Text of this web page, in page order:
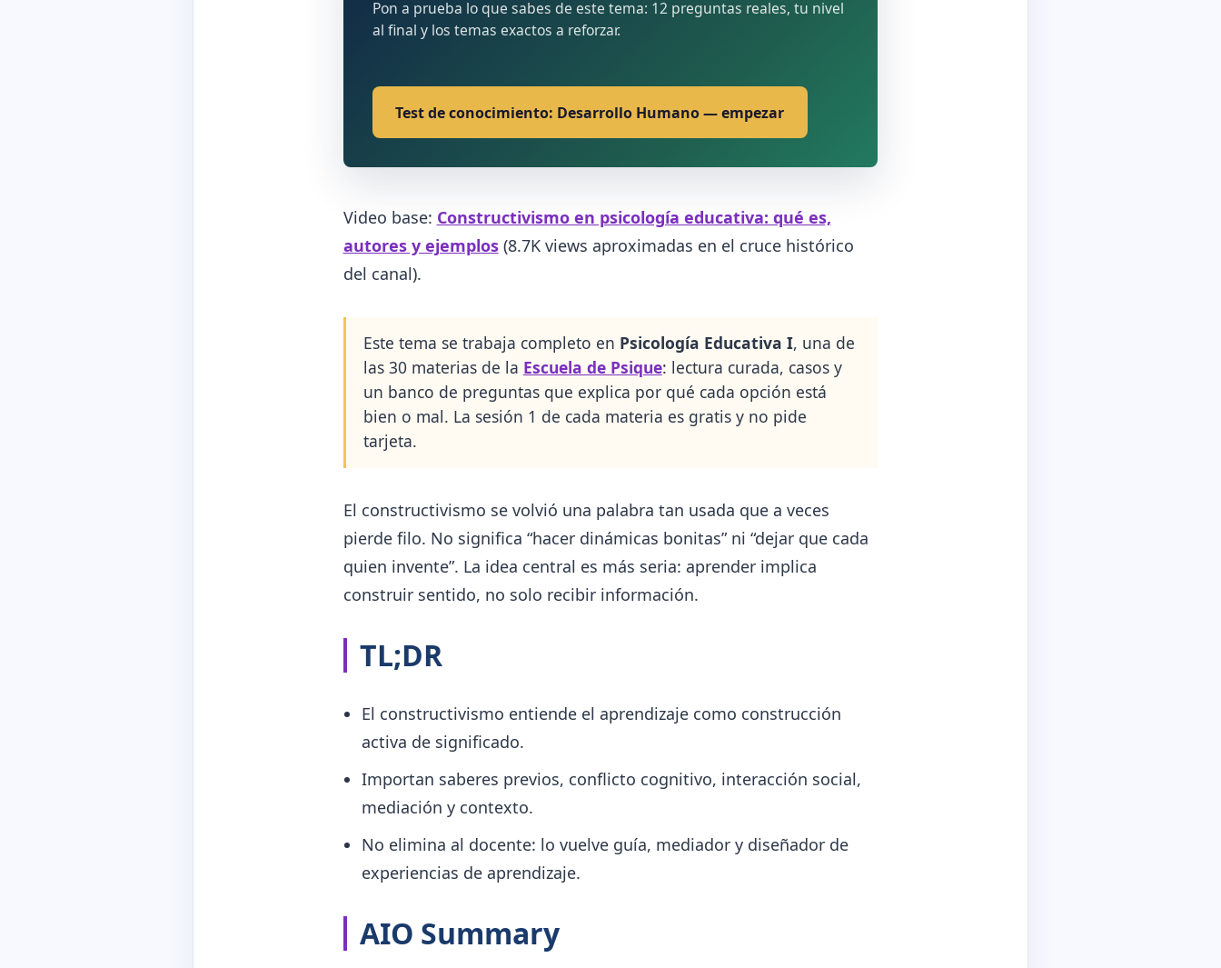
Pon a prueba lo que sabes de este tema: 12 preguntas reales, tu nivel
al final y los temas exactos a reforzar.
Test de conocimiento: Desarrollo Humano — empezar
Video base: Constructivismo en psicología educativa: qué es,
autores y ejemplos(8.7K views aproximadas en el cruce histórico
del canal).
Este tema se trabaja completo en Psicología Educativa I, una de
las 30 materias de la Escuela de Psique: lectura curada, casos y
un banco de preguntas que explica por qué cada opción está
bien o mal. La sesión 1 de cada materia es gratis y no pide
tarjeta.
El constructivismo se volvió una palabra tan usada que a veces
pierde filo. No significa “hacer dinámicas bonitas” ni “dejar que cada
quien invente”. La idea central es más seria: aprender implica
construir sentido, no solo recibir información.
TL;DR
El constructivismo entiende el aprendizaje como construcción
activa de significado.
Importan saberes previos, conflicto cognitivo, interacción social,
mediación y contexto.
No elimina al docente: lo vuelve guía, mediador y diseñador de
experiencias de aprendizaje.
AIO Summary